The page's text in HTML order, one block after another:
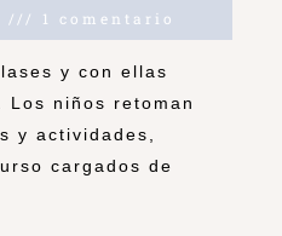
1 comentario
y con ellas
niños retoman
y actividades,
cargados de